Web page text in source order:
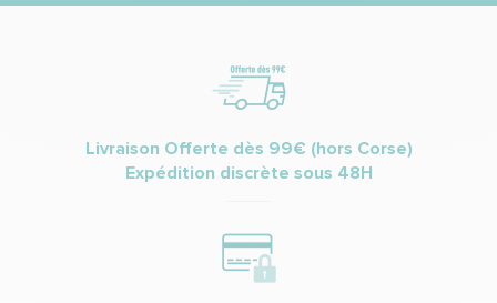
Livraison Offerte dès 99€ (hors Corse)
Expédition discrète sous 48H